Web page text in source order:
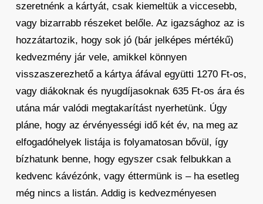
szeretnénk a kártyát, csak kiemeltük a viccesebb,
vagy bizarrabb részeket belőle. Az igazsághoz az is
hozzátartozik, hogy sok jó (bár jelképes mértékű)
kedvezmény jár vele, amikkel könnyen
visszaszerezhető a kártya áfával együtti 1270 Ft-os,
vagy diákoknak és nyugdíjasoknak 635 Ft-os ára és
utána már valódi megtakarítást nyerhetünk. Úgy
pláne, hogy az érvényességi idő két év, na meg az
elfogadóhelyek listája is folyamatosan bővül, így
bízhatunk benne, hogy egyszer csak felbukkan a
kedvenc kávézónk, vagy éttermünk is – ha esetleg
még nincs a listán. Addig is kedvezményesen